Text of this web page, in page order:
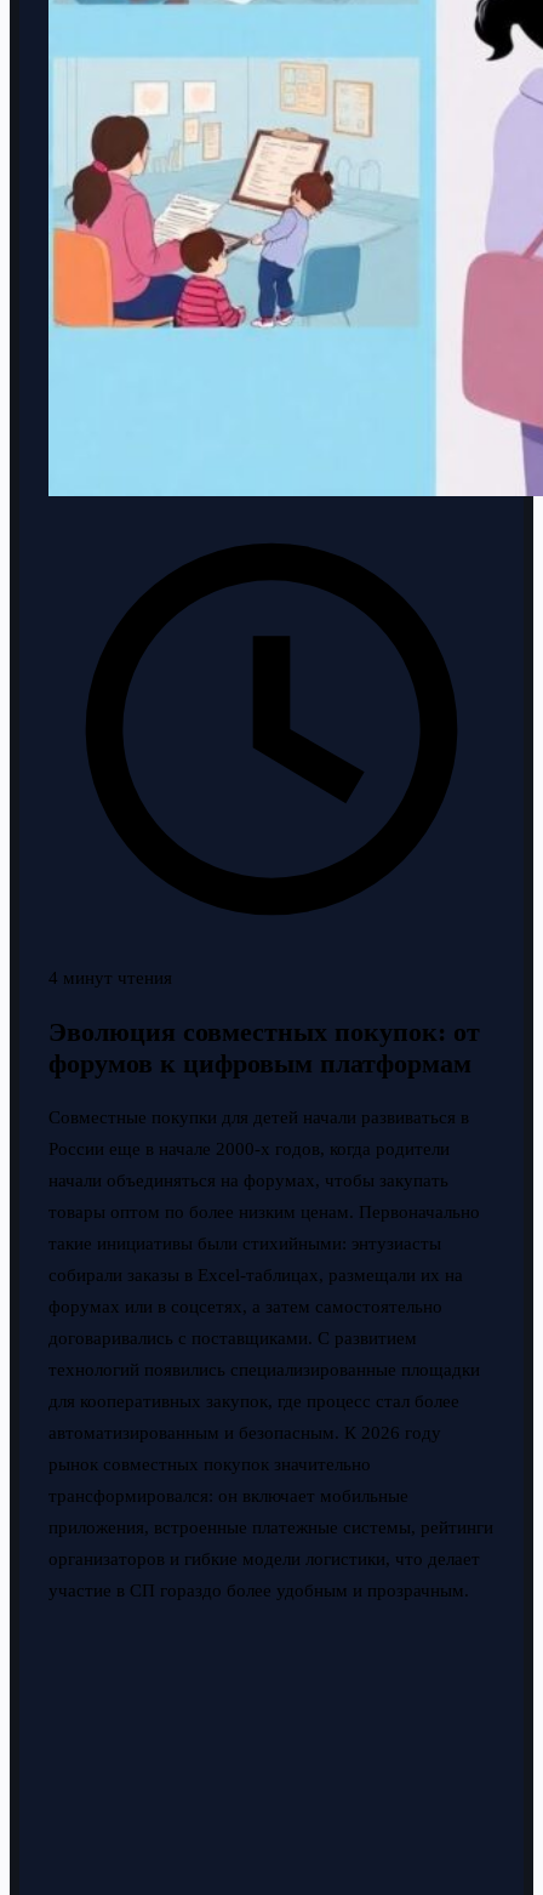
4 минут чтения
Эволюция совместных покупок: от
форумов к цифровым платформам
Совместные покупки для детей начали развиваться в
России еще в начале 2000-х годов, когда родители
начали объединяться на форумах, чтобы закупать
товары оптом по более низким ценам. Первоначально
такие инициативы были стихийными: энтузиасты
собирали заказы в Excel-таблицах, размещали их на
форумах или в соцсетях, а затем самостоятельно
договаривались с поставщиками. С развитием
технологий появились специализированные площадки
для кооперативных закупок, где процесс стал более
автоматизированным и безопасным. К 2026 году
рынок совместных покупок значительно
трансформировался: он включает мобильные
приложения, встроенные платежные системы, рейтинги
организаторов и гибкие модели логистики, что делает
участие в СП гораздо более удобным и прозрачным.